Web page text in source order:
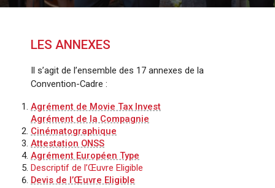
LES ANNEXES
Il s’agit de l’ensemble des 17 annexes de la
Convention-Cadre :
Agrément de Movie Tax Invest
Agrément de la Compagnie
Cinématographique
Attestation ONSS
Agrément Européen Type
Descriptif de l’Œuvre Eligible
Devis de l’Œuvre Eligible